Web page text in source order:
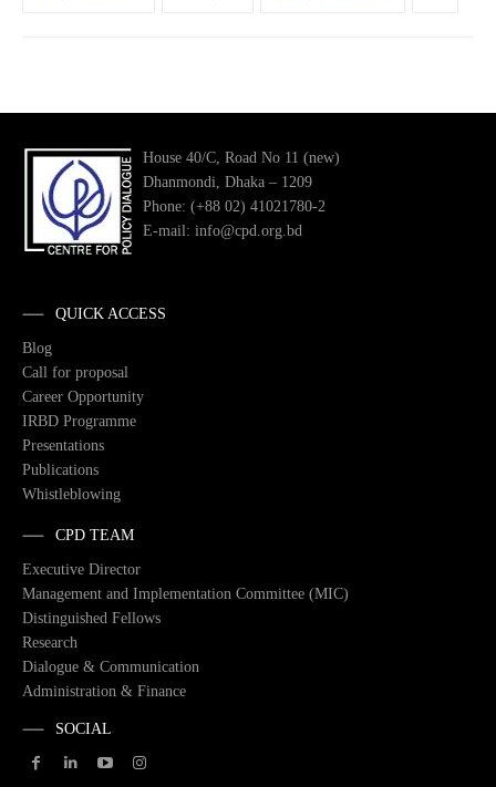
House 40/C, Road No 11 (new)
Dhanmondi, Dhaka – 1209
Phone: (+88 02) 41021780-2
E-mail: info@cpd.org.bd
QUICK ACCESS
Blog
Call for proposal
Career Opportunity
IRBD Programme
Presentations
Publications
Whistleblowing
CPD TEAM
Executive Director
Management and Implementation Committee (MIC)
Distinguished Fellows
Research
Dialogue & Communication
Administration & Finance
SOCIAL